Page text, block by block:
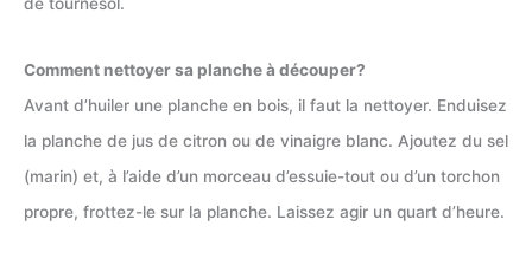
Comment nettoyer sa planche à découper?
Avant d’huiler une planche en bois, il faut la nettoyer. Enduisez
la planche de jus de citron ou de vinaigre blanc. Ajoutez du sel
(marin) et, à l’aide d’un morceau d’essuie-tout ou d’un torchon
propre, frottez-le sur la planche. Laissez agir un quart d’heure.